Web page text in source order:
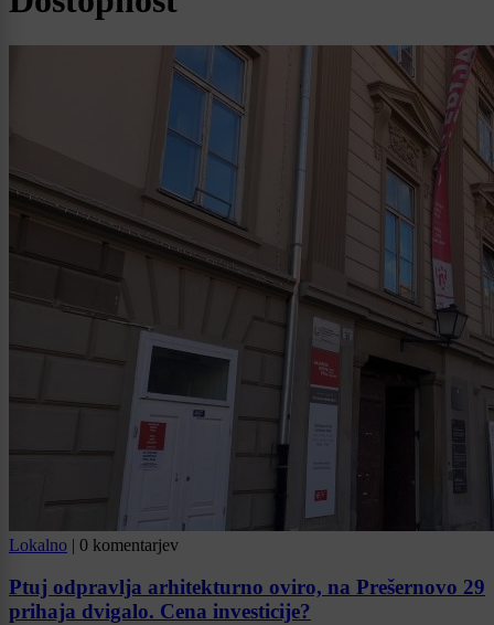
Lokalno | 0 komentarjev
Ptuj odpravlja arhitekturno oviro, na Prešernovo 29
prihaja dvigalo. Cena investicije?